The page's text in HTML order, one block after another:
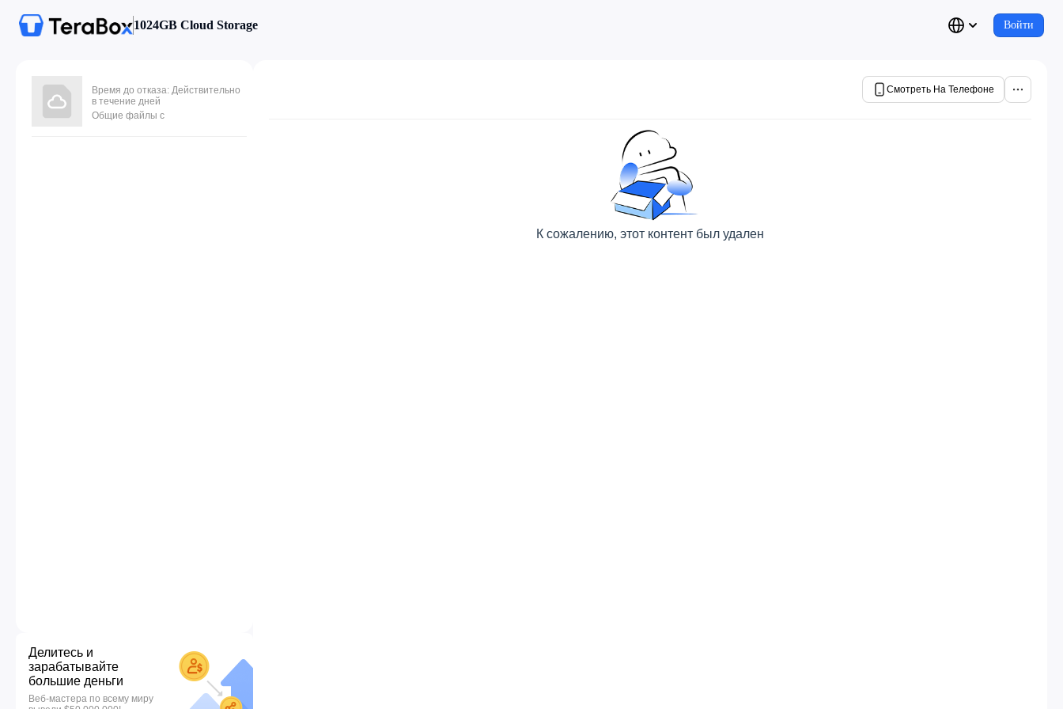
1024GB Cloud Storage Войти
Время до отказа: Действительно
в течение дней
Общие файлы с
Делитесь и
зарабатывайте
большие деньги
Веб-мастера по всему миру
Смотреть На Телефоне
К сожалению, этот контент был удален